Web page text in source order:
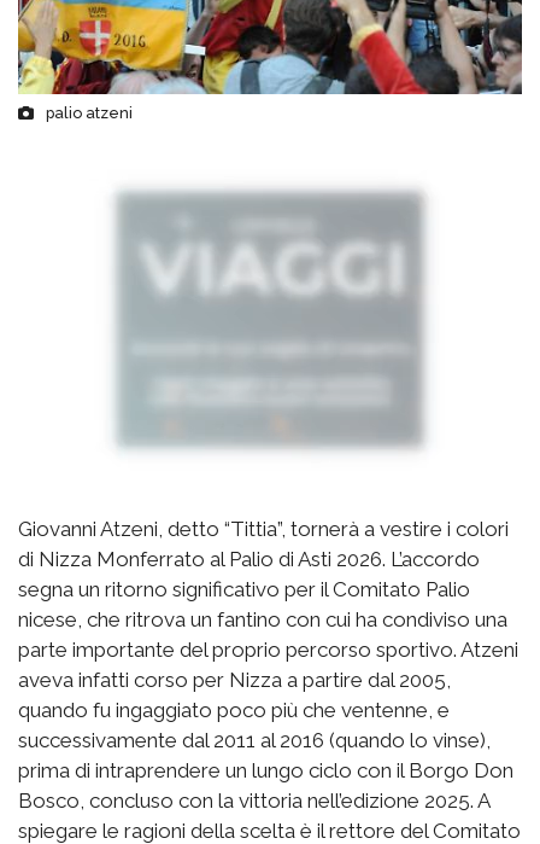
palio atzeni
Giovanni Atzeni, detto “Tittia”, tornerà a vestire i colori
di Nizza Monferrato al Palio di Asti 2026. L’accordo
segna un ritorno significativo per il Comitato Palio
nicese, che ritrova un fantino con cui ha condiviso una
parte importante del proprio percorso sportivo. Atzeni
aveva infatti corso per Nizza a partire dal 2005,
quando fu ingaggiato poco più che ventenne, e
successivamente dal 2011 al 2016 (quando lo vinse),
prima di intraprendere un lungo ciclo con il Borgo Don
Bosco, concluso con la vittoria nell’edizione 2025. A
spiegare le ragioni della scelta è il rettore del Comitato